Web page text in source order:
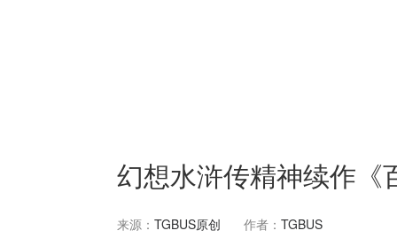
幻想水浒传精神续作《
来源： TGBUS原创 作者： TGBUS